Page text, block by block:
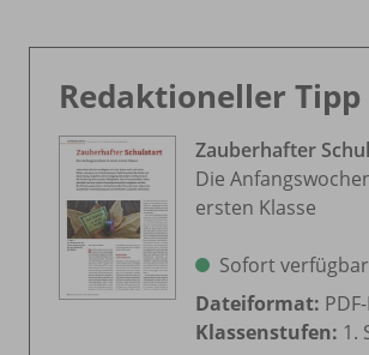
Redaktioneller Tipp
Zauberhafter
Die
ersten Klasse
Sofort verfügbar
Dateiformat:
Klassenstufen: 1.